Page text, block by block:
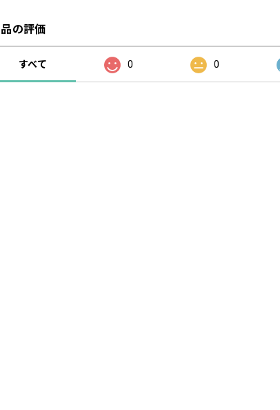
の評価
すべて 0 0